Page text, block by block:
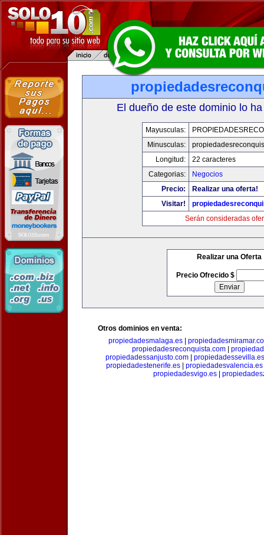
El dueño de este dominio lo
Mayusculas:
Minusculas:
Longitud:
22 caracteres
Categorias:
Negocios
Precio:
Realizar una oferta!
Visitar!
Serán consideradas
Realizar una Oferta
Precio Ofrecido $
Otros dominios en venta:
propiedadesmalaga.es|
propiedadesreconquista.com
propiedadessanjusto.com| propiedadessevilla.es
propiedadestenerife.es| propiedadesvalencia.es
propiedadesvigo.es|